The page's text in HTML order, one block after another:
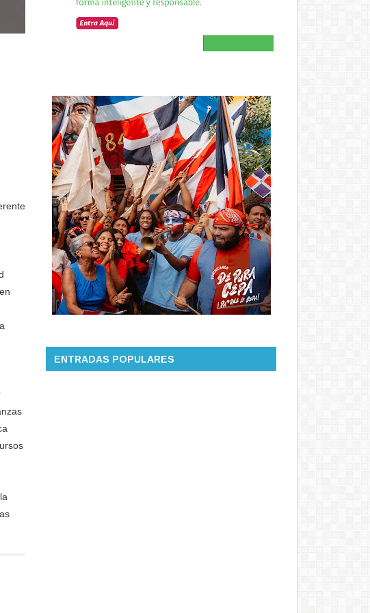
ENTRADAS POPULARES